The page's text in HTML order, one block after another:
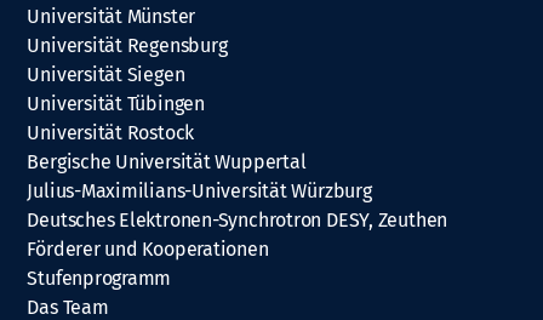
Universität Münster
Universität Regensburg
Universität Siegen
Universität Tübingen
Universität Rostock
Bergische Universität Wuppertal
Julius-Maximilians-Universität Würzburg
Deutsches Elektronen-Synchrotron DESY, Zeuthen
Förderer und Kooperationen
Stufenprogramm
Das Team